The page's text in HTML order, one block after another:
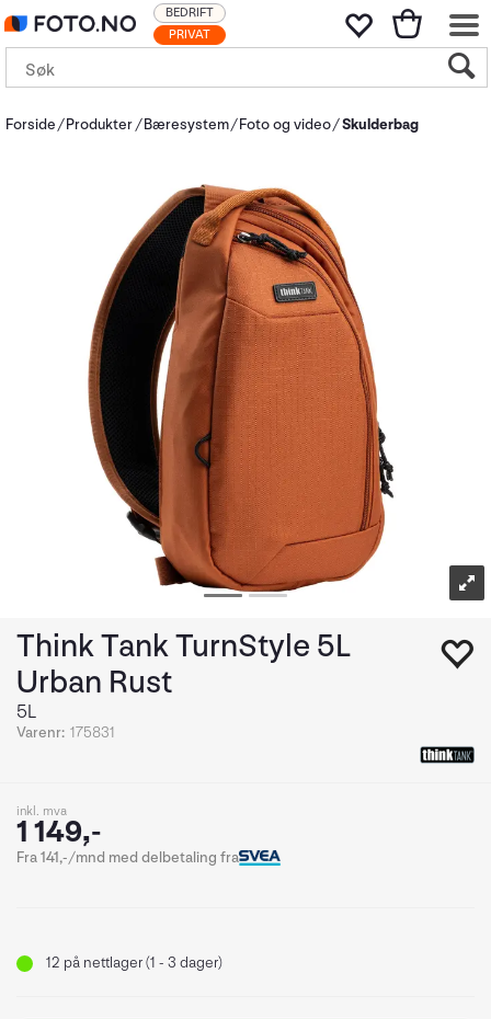
PRIVAT
BEDRIFT
Forside Produkter Bæresystem Foto og video Skulderbag
Think Tank TurnStyle 5L
Urban Rust
5L
Varenr: 175831
inkl. mva
1 149,-
Fra 141,-/mnd med delbetaling fra
12 på nettlager (1 - 3 dager)